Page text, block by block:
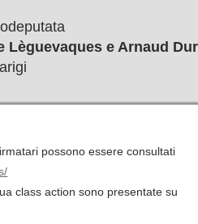
Lèguevaques e Arnaud
possono essere consultati
class action sono presentate su